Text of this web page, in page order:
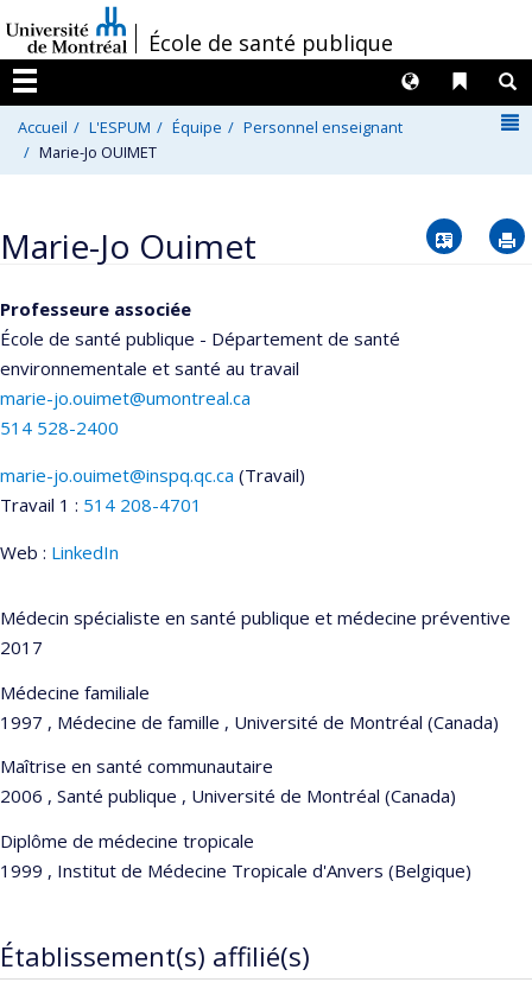
au
contenu
/École de santé publique
Menu
Liens
Langues
Accueil L'ESPUM Équipe
Personnel enseignant
Marie-Jo OUIMET
Marie-Jo Ouimet Vcard
Professeure associée
École de santé publique - Département de santé
environnementale et santé au travail
marie-jo.ouimet@umontreal.ca
514 528-2400
Courriels
marie-jo.ouimet@inspq.qc.ca (Travail)
Travail 1 : 514 208-4701
Web : LinkedIn
Médecin spécialiste en santé publique et médecine préventive
2017
Médecine familiale
1997 , Médecine de famille , Université de Montréal (Canada)
Maîtrise en santé communautaire
2006 , Santé publique , Université de Montréal (Canada)
Diplôme de médecine tropicale
1999 , Institut de Médecine Tropicale d'Anvers (Belgique)
Établissement(s) affilié(s)